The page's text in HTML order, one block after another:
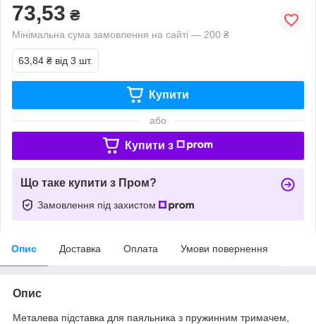
73,53 ₴
Мінімальна сума замовлення на сайті — 200 ₴
63,84 ₴ від 3 шт.
Купити
або
Купити з
Що таке купити з Пром?
Замовлення під захистом
Опис Доставка Оплата Умови повернення
Опис
Металева підставка для паяльника з пружинним тримачем,